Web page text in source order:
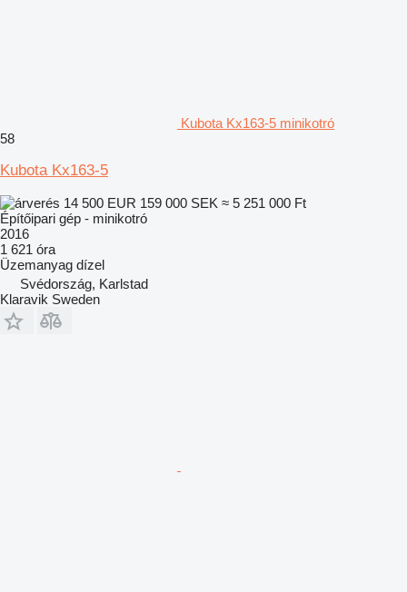
Kubota Kx163-5 minikotró
58
Kubota Kx163-5
14 500 EUR 159 000 SEK ≈ 5 251 000 Ft
Építőipari gép - minikotró
2016
1 621 óra
Üzemanyag dízel
Svédország, Karlstad
Klaravik Sweden